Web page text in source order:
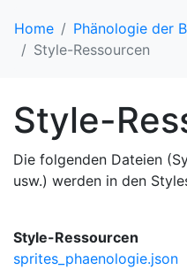
Home
Phänologie der
Style-Ressourcen
Style-
Die folgenden Dateien
usw.) werden in den
Style-Ressourcen
sprites_phaenologie.json